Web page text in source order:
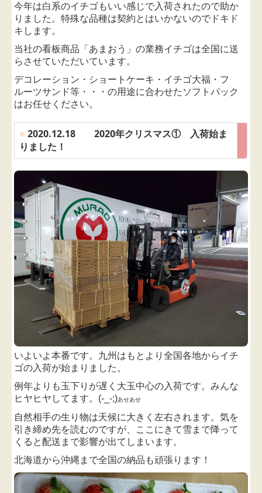
今年は白系のイチゴもいい感じで入荷されたので助か
りました。特殊な品種は契約とはいかないのでドキド
キします。
当社の看板商品「あまおう」の業務イチゴは全国に送
らさせていただいています。
デコレーション・ショートケーキ・イチゴ大福・フ
ルーツサンド等 ・・・の用途に合わせたソフトパック
はお任せください。
■ 2020.12.18 2020年クリスマス① 入荷始ま
りました！
いよいよ本番です。九州はもとより全国各地からイチ
ゴの入荷が始まりました。
例年よりも玉下りが遅く大玉中心の入荷です。みんな
ヒヤヒヤしてます。(-_-;)あせあせ
自然相手の生り物は天候に大きく左右されます。気を
引き締め先を読むのですが、ここにきて雪まで降って
くると配送まで影響が出てしまいます。
北海道から沖縄まで全国の納品も頑張ります！